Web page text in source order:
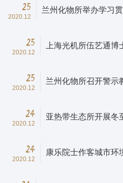
25
2020.12
兰州化物所举办学习
25
2020.12
上海光机所伍艺通
25
2020.12
兰州化物所召开警示
24
2020.12
亚热带生态所开展冬
24
2020.12
康乐院士作客城市环